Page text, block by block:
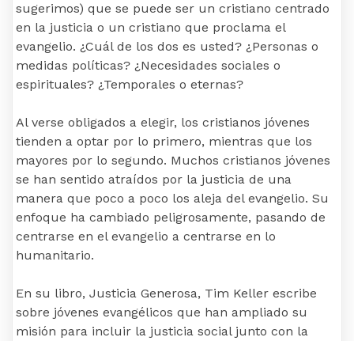
sugerimos) que se puede ser un cristiano centrado
en la justicia o un cristiano que proclama el
evangelio. ¿Cuál de los dos es usted? ¿Personas o
medidas políticas? ¿Necesidades sociales o
espirituales? ¿Temporales o eternas?
Al verse obligados a elegir, los cristianos jóvenes
tienden a optar por lo primero, mientras que los
mayores por lo segundo. Muchos cristianos jóvenes
se han sentido atraídos por la justicia de una
manera que poco a poco los aleja del evangelio. Su
enfoque ha cambiado peligrosamente, pasando de
centrarse en el evangelio a centrarse en lo
humanitario.
En su libro, Justicia Generosa, Tim Keller escribe
sobre jóvenes evangélicos que han ampliado su
misión para incluir la justicia social junto con la